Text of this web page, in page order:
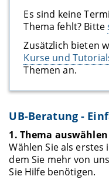
Es sind keine
Thema fehlt? Bitte
Zusätzlich bieten
Kurse und
Themen an.
UB-Beratung -
1. Thema auswählen
Wählen Sie als
dem Sie mehr von
Sie Hilfe benötigen.